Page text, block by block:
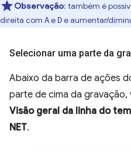
Observação: também é
direita com Ae De aumentar/
Selecionar uma parte da
Abaixo da barra de ações
parte de cima da
Visão geral da linha do
NET.